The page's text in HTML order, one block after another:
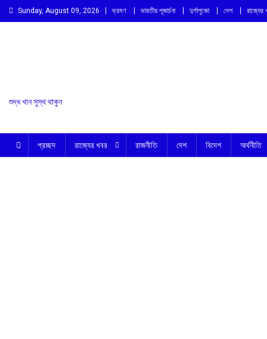
Skip
to
Sunday, August 09, 2026 ভ্রমণ ভারতীয় পূজার্চনা দুর্গাপুজো দেশ রাজ্যের
শুদ্ধ খান সুস্থ থাকুন
প্রচ্ছদ রাজ্যের খবর রাজনীতি দেশ বিদেশ অর্থনীতি